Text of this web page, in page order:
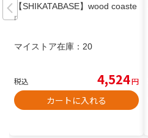
【SHIKATABASE】wood coaste
r
マイストア在庫： 20
税込 4,524円
カートに入れる